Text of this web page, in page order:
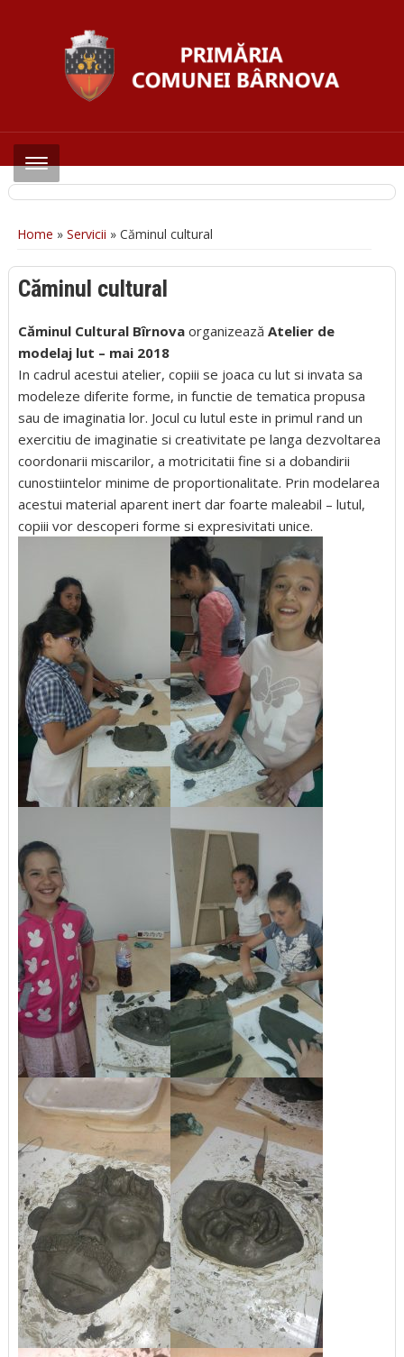
Home » Servicii » Căminul cultural
Căminul cultural
Căminul Cultural Bîrnovaorganizează Atelier de
modelaj lut – mai 2018
In cadrul acestui atelier, copiii se joaca cu lut si invata sa
modeleze diferite forme, in functie de tematica propusa
sau de imaginatia lor. Jocul cu lutul este in primul rand un
exercitiu de imaginatie si creativitate pe langa dezvoltarea
coordonarii miscarilor, a motricitatii fine si a dobandirii
cunostiintelor minime de proportionalitate. Prin modelarea
acestui material aparent inert dar foarte maleabil – lutul,
copiii vor descoperi forme si expresivitati unice.